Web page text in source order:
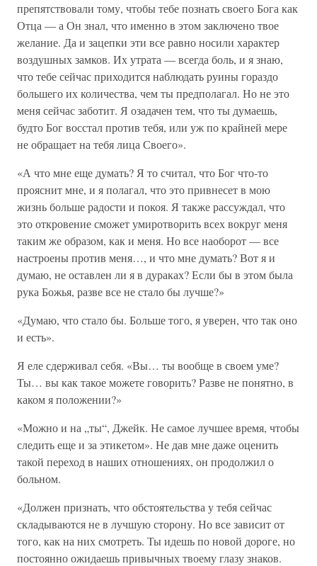
препятствовали тому, чтобы тебе познать своего Бога как
Отца — а Он знал, что именно в этом заключено твое
желание. Да и зацепки эти все равно носили характер
воздушных замков. Их утрата — всегда боль, и я знаю,
что тебе сейчас приходится наблюдать руины гораздо
большего их количества, чем ты предполагал. Но не это
меня сейчас заботит. Я озадачен тем, что ты думаешь,
будто Бог восстал против тебя, или уж по крайней мере
не обращает на тебя лица Своего».
«А что мне еще думать? Я то считал, что Бог что-то
прояснит мне, и я полагал, что это привнесет в мою
жизнь больше радости и покоя. Я также рассуждал, что
это откровение сможет умиротворить всех вокруг меня
таким же образом, как и меня. Но все наоборот — все
настроены против меня…, и что мне думать? Вот я и
думаю, не оставлен ли я в дураках? Если бы в этом была
рука Божья, разве все не стало бы лучше?»
«Думаю, что стало бы. Больше того, я уверен, что так оно
и есть».
Я еле сдерживал себя. «Вы… ты вообще в своем уме?
Ты… вы как такое можете говорить? Разве не понятно, в
каком я положении?»
«Можно и на „ты“, Джейк. Не самое лучшее время, чтобы
следить еще и за этикетом». Не дав мне даже оценить
такой переход в наших отношениях, он продолжил о
больном.
«Должен признать, что обстоятельства у тебя сейчас
складываются не в лучшую сторону. Но все зависит от
того, как на них смотреть. Ты идешь по новой дороге, но
постоянно ожидаешь привычных твоему глазу знаков.